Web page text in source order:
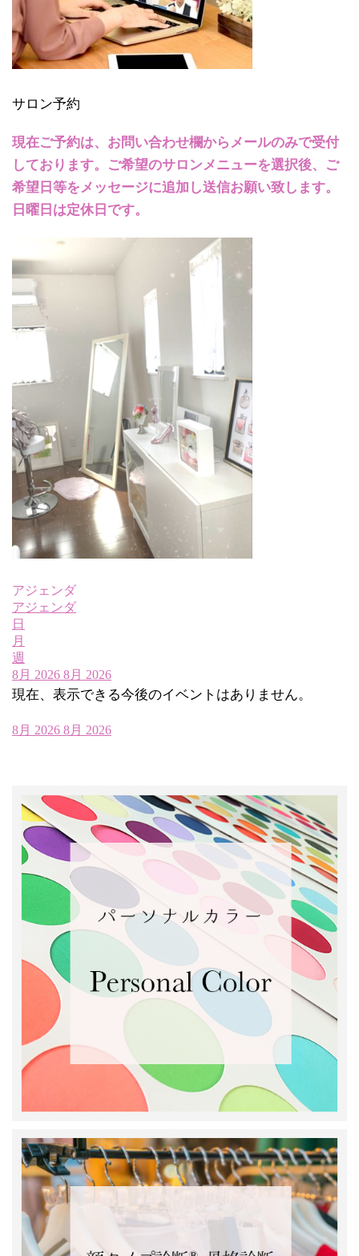
サロン予約
現在ご予約は、お問い合わせ欄からメールのみで受付
しております。ご希望のサロンメニューを選択後、ご
希望日等をメッセージに追加し送信お願い致します。
日曜日は定休日です。
アジェンダ
アジェンダ
日
月
週
8月 2026 8月 2026
現在、表示できる今後のイベントはありません。
8月 2026 8月 2026